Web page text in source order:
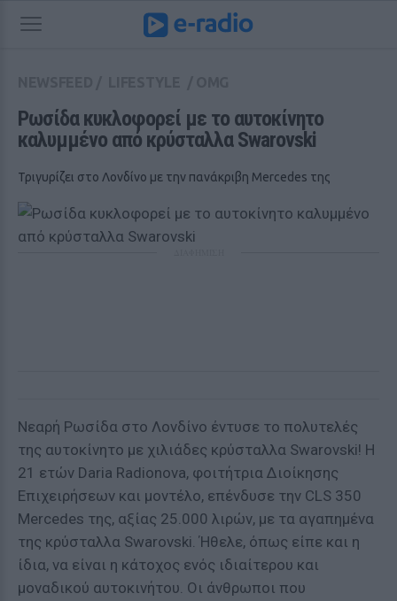
Ρωσίδα κυκλοφορεί με το αυτοκίνητο
καλυμμένο από κρύσταλλα Swarovski
Τριγυρίζει στο Λονδίνο με την πανάκριβη Mercedes της
Νεαρή Ρωσίδα στο Λονδίνο έντυσε το πολυτελές
της αυτοκίνητο με χιλιάδες κρύσταλλα Swarovski! Η
21 ετών Daria Radionova, φοιτήτρια Διοίκησης
Επιχειρήσεων και μοντέλο, επένδυσε την CLS 350
Mercedes της, αξίας 25.000 λιρών, με τα αγαπημένα
της κρύσταλλα Swarovski. Ήθελε, όπως είπε και η
ίδια, να είναι η κάτοχος ενός ιδιαίτερου και
μοναδικού αυτοκινήτου. Οι άνθρωποι που